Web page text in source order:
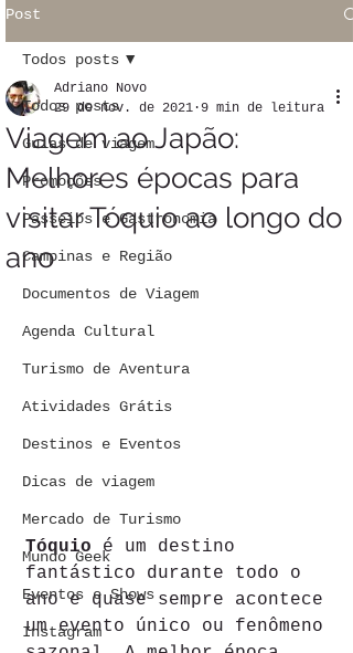
Post
Todos posts
Guias de viagem
Promoções
Passeios e Gastronomia
Campinas e Região
Documentos de Viagem
Agenda Cultural
Turismo de Aventura
Atividades Grátis
Destinos e Eventos
Dicas de viagem
Mercado de Turismo
Mundo Geek
Eventos e Shows
Instagram
Todos posts
Viagem ao Japão:
Melhores épocas para
visitar Tóquio ao longo do
ano
Adriano Novo
29 de nov. de 2021 9 min de leitura
Tóquio é um destino
fantástico durante todo o
ano e quase sempre acontece
um evento único ou fenômeno